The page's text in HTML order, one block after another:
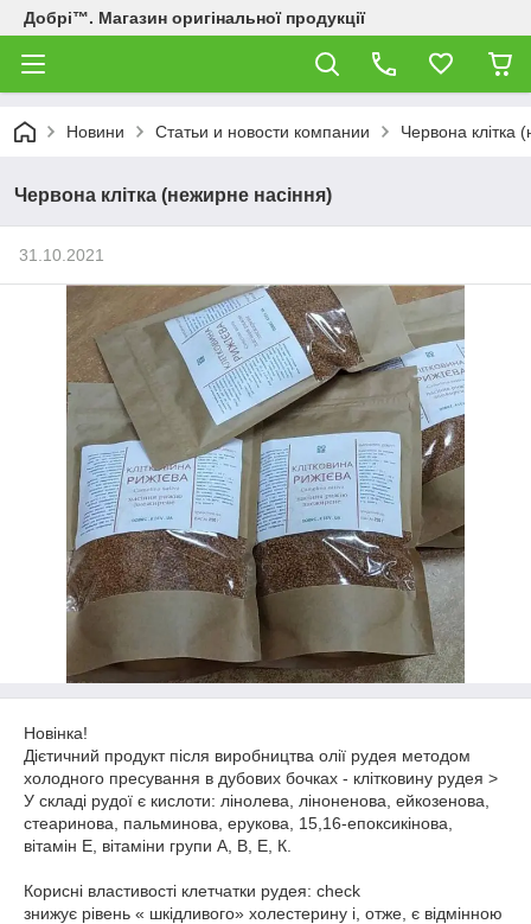
Добрі™. Магазин оригінальної продукції
Новини Статьи и новости компании Червона клітка
Червона клітка (нежирне насіння)
31.10.2021
Новінка!
Дієтичний продукт після виробництва олії рудея методом
холодного пресування в дубових бочках - клітковину рудея >
У складі рудої є кислоти: лінолева, ліноненова, ейкозенова,
стеаринова, пальминова, ерукова, 15,16-епоксикінова,
вітамін Е, вітаміни групи А, В, Е, К.
Корисні властивості клетчатки рудея: check
знижує рівень « шкідливого» холестерину і, отже, є відмінною